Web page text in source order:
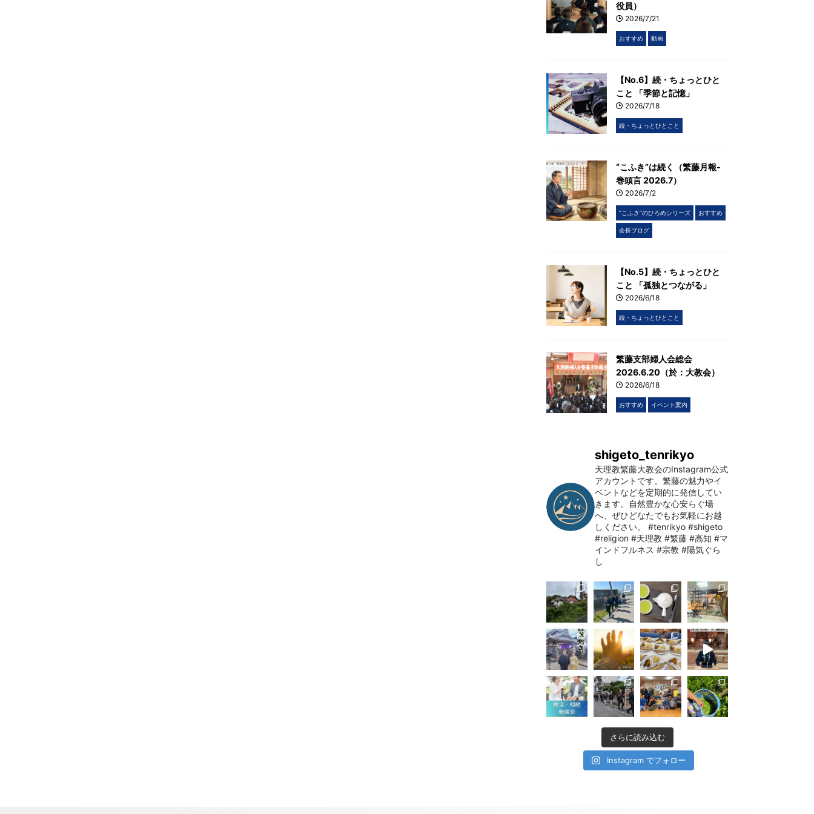
役員）
2026/7/21
おすすめ 動画
【No.6】続・ちょっとひと
こと 「季節と記憶」
2026/7/18
続・ちょっとひとこと
“こふき”は続く（繁藤月報-
巻頭言 2026.7）
2026/7/2
“こふき”のひろめシリーズ おすすめ
会長ブログ
【No.5】続・ちょっとひと
こと 「孤独とつながる」
2026/6/18
続・ちょっとひとこと
繁藤支部婦人会総会
2026.6.20（於：大教会）
2026/6/18
おすすめ イベント案内
shigeto_tenrikyo
天理教繁藤大教会のInstagram公式
アカウントです。繁藤の魅力やイ
ベントなどを定期的に発信してい
きます。自然豊かな心安らぐ場
へ、ぜひどなたでもお気軽にお越
しください。
#tenrikyo #shigeto
#religion #天理教 #繁藤 #高知 #マ
インドフルネス #宗教 #陽気ぐら
し
さらに読み込む
Instagram でフォロー